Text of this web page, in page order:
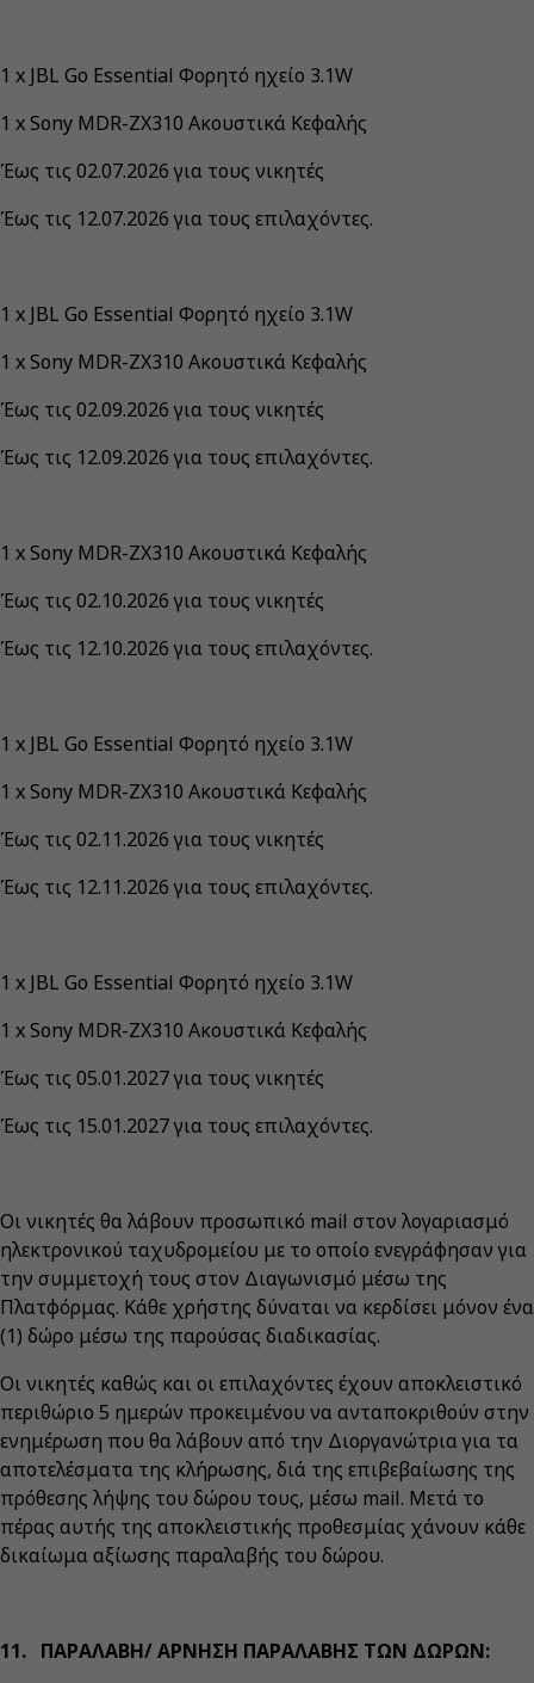
1 x JBL Go Essential Φορητό ηχείο 3.1W
1 x Sony MDR-ZX310 Ακουστικά Κεφαλής
Έως τις 02.07.2026 για τους νικητές
Έως τις 12.07.2026 για τους επιλαχόντες.
1 x JBL Go Essential Φορητό ηχείο 3.1W
1 x Sony MDR-ZX310 Ακουστικά Κεφαλής
Έως τις 02.09.2026 για τους νικητές
Έως τις 12.09.2026 για τους επιλαχόντες.
1 x Sony MDR-ZX310 Ακουστικά Κεφαλής
Έως τις 02.10.2026 για τους νικητές
Έως τις 12.10.2026 για τους επιλαχόντες.
1 x JBL Go Essential Φορητό ηχείο 3.1W
1 x Sony MDR-ZX310 Ακουστικά Κεφαλής
Έως τις 02.11.2026 για τους νικητές
Έως τις 12.11.2026 για τους επιλαχόντες.
1 x JBL Go Essential Φορητό ηχείο 3.1W
1 x Sony MDR-ZX310 Ακουστικά Κεφαλής
Έως τις 05.01.2027 για τους νικητές
Έως τις 15.01.2027 για τους επιλαχόντες.
Οι νικητές θα λάβουν προσωπικό mail στον λογαριασμό
ηλεκτρονικού ταχυδρομείου με το οποίο ενεγράφησαν για
την συμμετοχή τους στον Διαγωνισμό μέσω της
Πλατφόρμας. Κάθε χρήστης δύναται να κερδίσει μόνον ένα
(1) δώρο μέσω της παρούσας διαδικασίας.
Οι νικητές καθώς και οι επιλαχόντες έχουν αποκλειστικό
περιθώριο 5 ημερών προκειμένου να ανταποκριθούν στην
ενημέρωση που θα λάβουν από την Διοργανώτρια για τα
αποτελέσματα της κλήρωσης, διά της επιβεβαίωσης της
πρόθεσης λήψης του δώρου τους, μέσω mail. Μετά το
πέρας αυτής της αποκλειστικής προθεσμίας χάνουν κάθε
δικαίωμα αξίωσης παραλαβής του δώρου.
11. ΠΑΡΑΛΑΒΗ/ ΑΡΝΗΣΗ ΠΑΡΑΛΑΒΗΣ ΤΩΝ ΔΩΡΩΝ: